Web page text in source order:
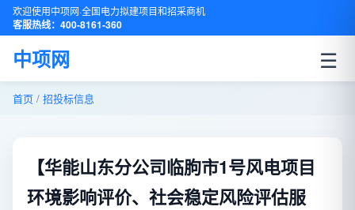
欢迎使用中项网·全国电力拟建项目和招采商机
客服热线：400-8161-360
中项网 ☰
首页 / 招投标信息
【华能山东分公司临朐市1号风电项目
环境影响评价、社会稳定风险评估服